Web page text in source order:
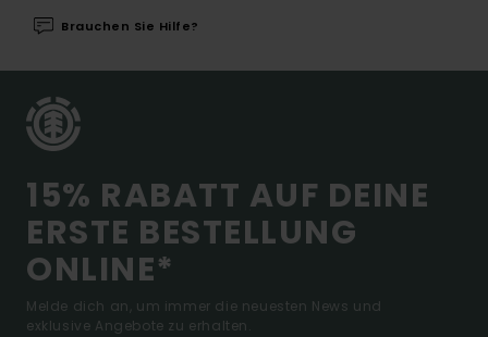
Brauchen Sie Hilfe?
15% RABATT AUF DEINE
ERSTE BESTELLUNG
ONLINE*
Melde dich an, um immer die neuesten News und
exklusive Angebote zu erhalten.